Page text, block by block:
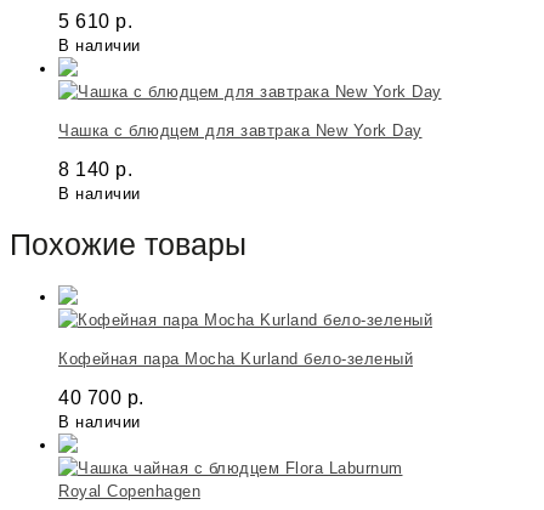
5 610 р.
В наличии
Чашка с блюдцем для завтрака New York Day
8 140 р.
В наличии
Похожие товары
Кофейная пара Mocha Kurland бело-зеленый
40 700 р.
В наличии
Royal Copenhagen